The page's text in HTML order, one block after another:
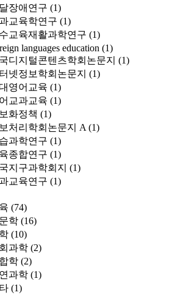
장애연구 (1)
교육학연구 (1)
교육재활과학연구 (1)
languages education (1)
디지털콘텐츠학회논문지 (1)
넷정보학회논문지 (1)
영어교육 (1)
교과교육 (1)
화정책 (1)
처리학회논문지 A (1)
과학연구 (1)
종합연구 (1)
지구과학회지 (1)
교육연구 (1)
(74)
학 (16)
(10)
과학 (2)
학 (2)
과학 (1)
(1)